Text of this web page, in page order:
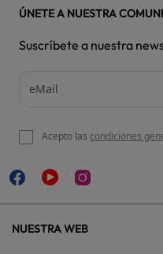
NUESTRA WEB
ÚNETE A NUESTRA
Suscríbete a nuestra
Acepto las condiciones